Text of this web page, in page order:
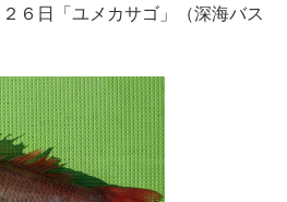
６日「ユメカサゴ」（深海バス